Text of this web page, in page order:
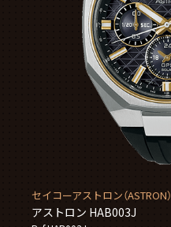
セイコーアストロン（ASTRON）
アストロン HAB003J